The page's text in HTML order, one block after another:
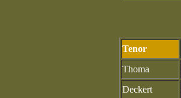
Tenor
Thoma
Deckert